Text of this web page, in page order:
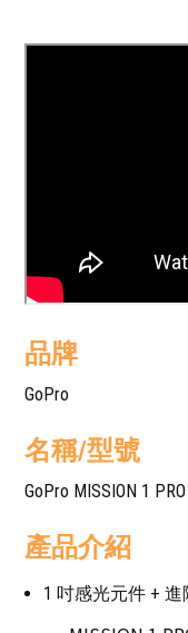
品牌
GoPro
名稱/型號
GoPro MISSION 1
產品介紹
1 吋感光元件 +